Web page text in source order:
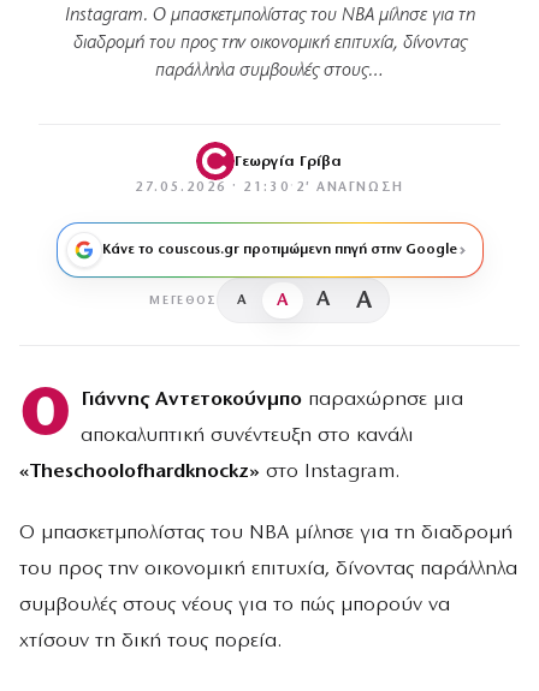
Instagram. Ο μπασκετμπολίστας του NBA μίλησε για τη
διαδρομή του προς την οικονομική επιτυχία, δίνοντας
παράλληλα συμβουλές στους…
Γεωργία Γρίβα
27.05.2026 · 21:30 · 2′ ΑΝΆΓΝΩΣΗ
Κάνε το couscous.gr προτιμώμενη πηγή στην Google
ΜΈΓΕΘΟΣ A A A A
Ο Γιάννης Αντετοκούνμποπαραχώρησε μια
αποκαλυπτική συνέντευξη στο κανάλι
«Τheschoolofhardknockz» στο Instagram.
Ο μπασκετμπολίστας του NBA μίλησε για τη διαδρομή
του προς την οικονομική επιτυχία, δίνοντας παράλληλα
συμβουλές στους νέους για το πώς μπορούν να
χτίσουν τη δική τους πορεία.